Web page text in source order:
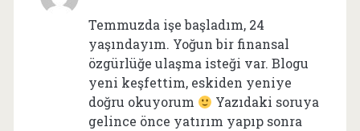
Temmuzda işe başladım, 24
yaşındayım. Yoğun bir finansal
özgürlüğe ulaşma isteği var. Blogu
yeni keşfettim, eskiden yeniye
doğru okuyorum
Yazıdaki soruya
gelince önce yatırım yapıp sonra